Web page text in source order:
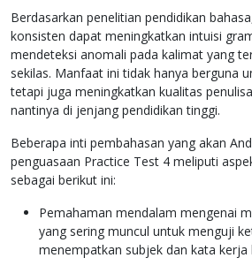
Berdasarkan penelitian pendidikan
konsisten dapat meningkatkan intuisi
mendeteksi anomali pada kalimat yang
sekilas. Manfaat ini tidak hanya berguna
tetapi juga meningkatkan kualitas
nantinya di jenjang pendidikan tinggi.
Beberapa inti pembahasan yang akan
penguasaan Practice Test 4 meliputi
sebagai berikut ini:
Pemahaman mendalam mengenai
yang sering muncul untuk menguji
menempatkan subjek dan kata kerja